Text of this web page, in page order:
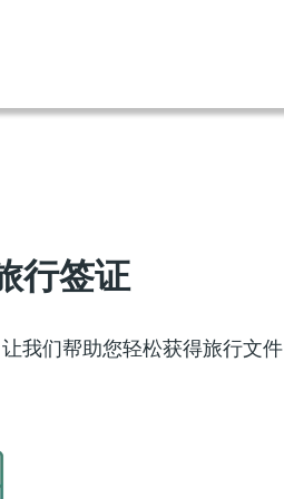
行签证
我们帮助您轻松获得旅行文件